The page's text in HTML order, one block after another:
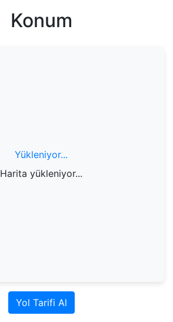
Konum
Yükleniyor...
Harita yükleniyor...
Yol Tarifi Al